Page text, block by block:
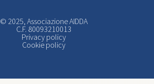
© 2025, Associazione AIDDA
C.F. 80093210013
Privacy policy
Cookie policy